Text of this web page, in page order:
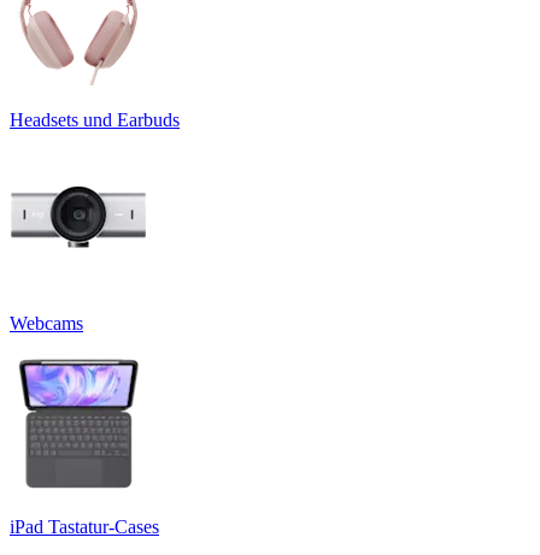
Headsets und Earbuds
Webcams
iPad Tastatur-Cases